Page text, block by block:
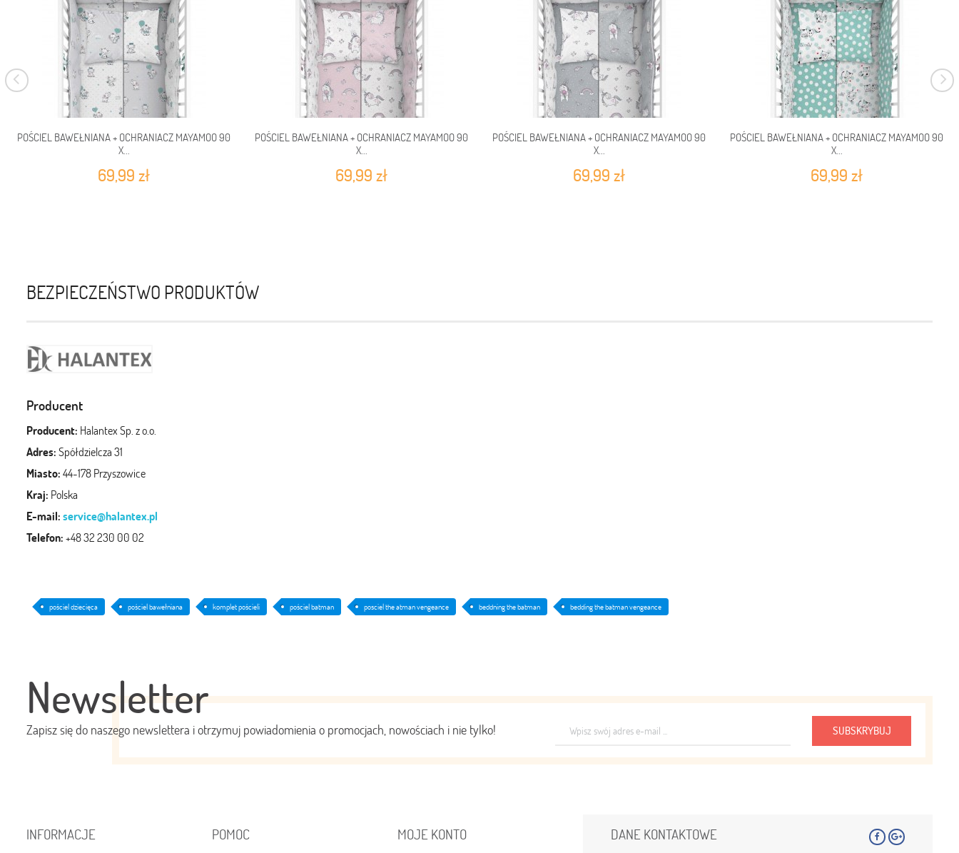
POŚCIEL BAWEŁNIANA + OCHRANIACZ MAYAMOO 90
X...
69,99 zł
POŚCIEL BAWEŁNIANA + OCHRANIACZ MAYAMOO 90
X...
69,99 zł
POŚCIEL BAWEŁNIANA + OCHRANIACZ MAYAMOO 90
X...
69,99 zł
POŚCIEL BAWEŁNIANA + OCHRANIACZ MAYAMOO 90
X...
69,99 zł
BEZPIECZEŃSTWO PRODUKTÓW
Producent
Producent: Halantex Sp. z o.o.
Adres:Spółdzielcza 31
Miasto:44-178 Przyszowice
Kraj: Polska
E-mail:service@halantex.pl
Telefon:+48 32 230 00 02
pościel dziecięca pościel bawełniana komplet pościeli pościel batman posciel the atman vengeance beddning the batman bedding the batman vengeance
Newsletter
Zapisz się do naszego newslettera i otrzymuj powiadomienia o promocjach, nowościach i nie tylko! SUBSKRYBUJ
INFORMACJE POMOC MOJE KONTO DANE KONTAKTOWE